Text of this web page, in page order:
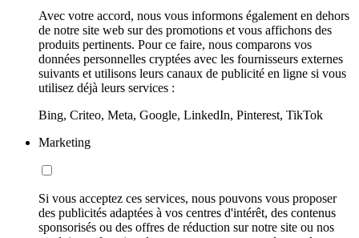
Avec votre accord, nous vous informons également en dehors
de notre site web sur des promotions et vous affichons des
produits pertinents. Pour ce faire, nous comparons vos
données personnelles cryptées avec les fournisseurs externes
suivants et utilisons leurs canaux de publicité en ligne si vous
utilisez déjà leurs services :
Bing, Criteo, Meta, Google, LinkedIn, Pinterest, TikTok
Marketing
Si vous acceptez ces services, nous pouvons vous proposer
des publicités adaptées à vos centres d'intérêt, des contenus
sponsorisés ou des offres de réduction sur notre site ou nos